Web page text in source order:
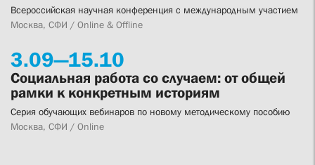
Всероссийская научная конференция с международным участием
Москва, СФИ / Online & Offline
3.09—15.10
Социальная работа со случаем: от общей
рамки к конкретным историям
Серия обучающих вебинаров по новому методическому пособию
Москва, СФИ / Online